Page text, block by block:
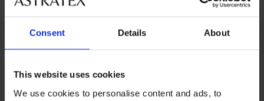
Consent Details About
This website uses cookies
We use cookies to personalise content and ads, to